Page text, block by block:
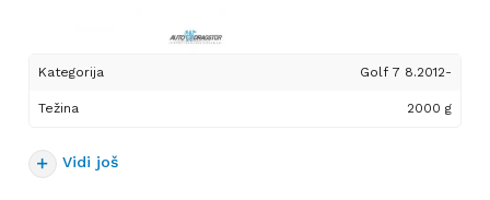
Kategorija Golf 7 8.2012-
Težina 2000 g
Vidi još